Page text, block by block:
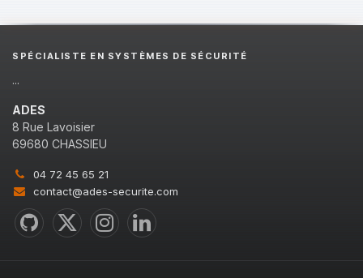
SPÉCIALISTE EN SYSTÈMES DE SÉCURITÉ
...
ADES
8 Rue Lavoisier
69680 CHASSIEU
04 72 45 65 21
contact@ades-securite.com